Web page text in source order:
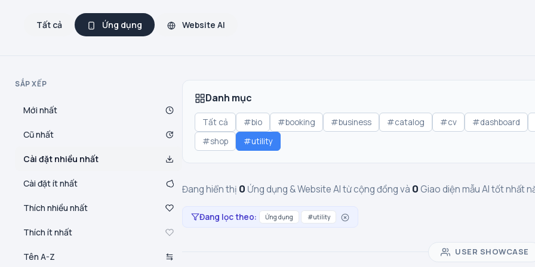
Tất cả Ứng dụng Website AI
SẮP XẾP
Mới nhất
Cũ nhất
Cài đặt nhiều nhất
Cài đặt ít nhất
Thích nhiều nhất
Thích ít nhất
Tên A-Z
Danh mục
Tất cả #bio #booking #business #catalog #cv
#dashboard
#shop
#utility
Đang hiển thị 0 Ứng dụng & Website AI từ cộng đồng và 0 Giao diện mẫu AI tốt nhất
Đang lọc theo: Ứng dụng #utility
USER SHOWCASE